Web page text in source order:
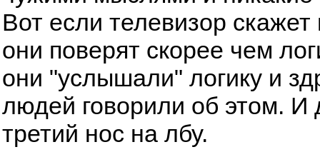
Вот если телевизор скажет
они поверят скорее чем
они "услышали" логику и
людей говорили об этом.
третий нос на лбу.